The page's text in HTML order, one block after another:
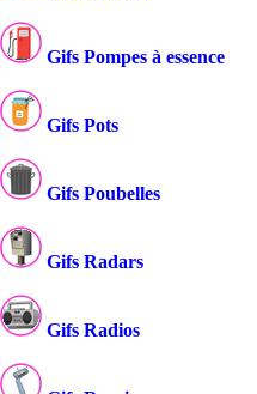
Gifs Pompes à essence
Gifs Pots
Gifs Poubelles
Gifs Radars
Gifs Radios